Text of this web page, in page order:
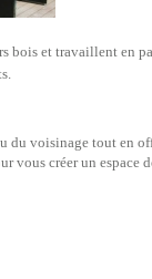
et travaillent en
du voisinage tout en
vous créer un espace